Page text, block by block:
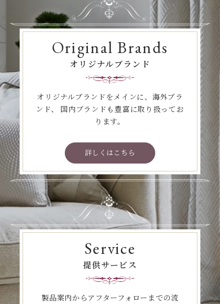
Original Brands
オリジナルブランド
オリジナルブランドをメインに、海外ブラ
ンド、
国内ブランドも豊富に取り扱ってお
ります。
詳しくはこちら
Service
提供サービス
製品案内からアフターフォローまでの流